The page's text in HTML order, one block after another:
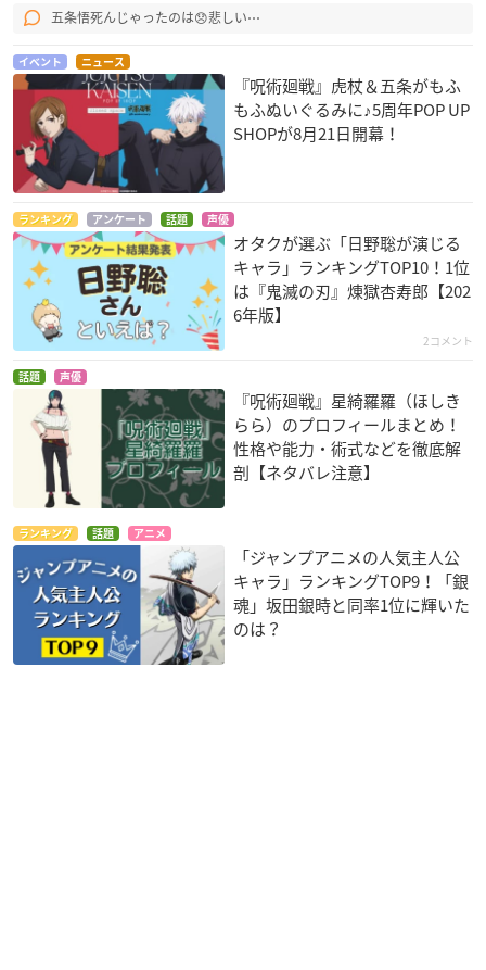
五条悟死んじゃったのは😞悲しい⋯
イベント ニュース
『呪術廻戦』虎杖＆五条がもふ
もふぬいぐるみに♪5周年POP UP
SHOPが8月21日開幕！
ランキング アンケート 話題 声優
オタクが選ぶ「日野聡が演じる
キャラ」ランキングTOP10！1位
は『鬼滅の刃』煉󠄁獄杏寿郎【202
6年版】
2コメント
話題 声優
『呪術廻戦』星綺羅羅（ほしき
らら）のプロフィールまとめ！
性格や能力・術式などを徹底解
剖【ネタバレ注意】
ランキング 話題 アニメ
「ジャンプアニメの人気主人公
キャラ」ランキングTOP9！「銀
魂」坂田銀時と同率1位に輝いた
のは？